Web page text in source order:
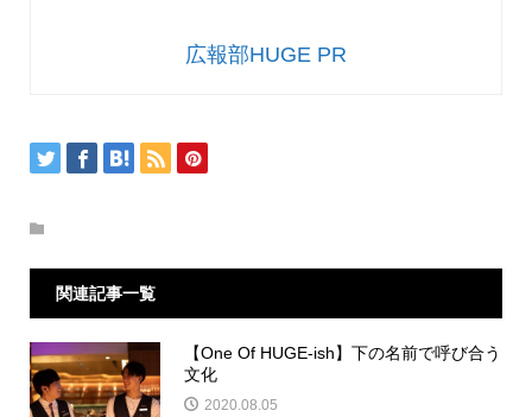
広報部HUGE PR
関連記事一覧
【One Of HUGE-ish】下の名前で呼び合う
文化
2020.08.05